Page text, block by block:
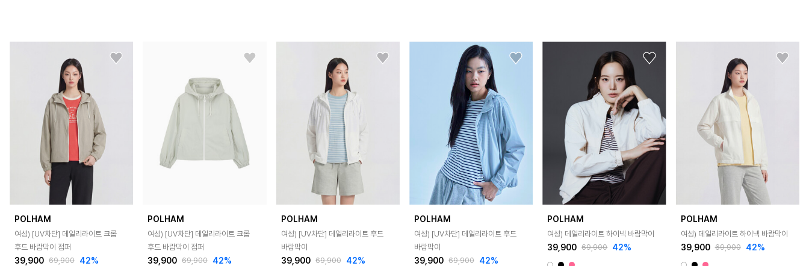
POLHAM
여성) [UV차단] 데일리라이트 크롭
후드 바람막이 점퍼
39,900 69,900 42%
POLHAM
여성) [UV차단] 데일리라이트 크롭
후드 바람막이 점퍼
39,900 69,900 42%
POLHAM
여성) [UV차단] 데일리라이트 후드
바람막이
39,900 69,900 42%
POLHAM
여성) [UV차단] 데일리라이트 후드
바람막이
39,900 69,900 42%
POLHAM
여성) 데일리라이트 하이넥 바람막이
39,900 69,900 42%
POLHAM
여성) 데일리라이트 하이넥 바람막이
39,900 69,900 42%